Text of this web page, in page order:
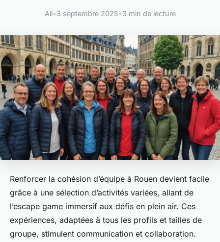
Ali•3 septembre 2025•3 min de lecture
Renforcer la cohésion d’équipe à Rouen devient facile
grâce à une sélection d’activités variées, allant de
l’escape game immersif aux défis en plein air. Ces
expériences, adaptées à tous les profils et tailles de
groupe, stimulent communication et collaboration.